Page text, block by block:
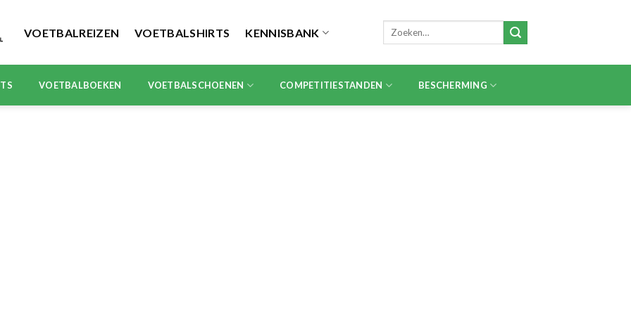
VOETBALREIZEN VOETBALSHIRTS KENNISBANK
Zoeken
VOETBALBOEKEN VOETBALSCHOENEN COMPETITIESTANDEN BESCHERMING